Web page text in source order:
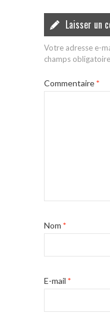
Laisser un
Votre adresse e-
champs
Commentaire*
Nom *
E-mail *